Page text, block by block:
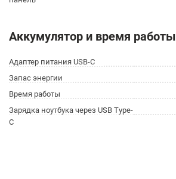
Аккумулятор и время работы
Адаптер питания USB-C
Запас энергии
Время работы
Зарядка ноутбука через USB Type-
C